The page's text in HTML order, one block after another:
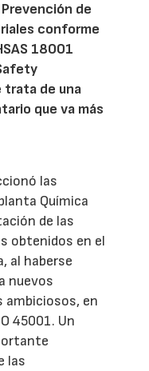
de
conforme
18001
trata de una
que va más
las
Química
de las
obtenidos en el
al haberse
nuevos
ambiciosos, en
45001. Un
las